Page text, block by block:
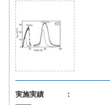
実施実績 ：